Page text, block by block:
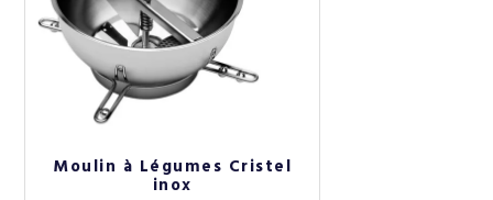
Moulin à Légumes Cristel
inox